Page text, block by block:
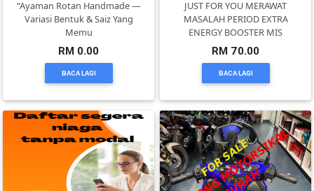
“Ayaman Rotan Handmade —
Variasi Bentuk & Saiz Yang
Memu
RM 0.00
BACA LAGI
JUST FOR YOU MERAWAT
MASALAH PERIOD EXTRA
ENERGY BOOSTER MIS
RM 70.00
BACA LAGI
DAN
TUDUNG(0)
ARTIKEL(14)
PEMBORONG(2)